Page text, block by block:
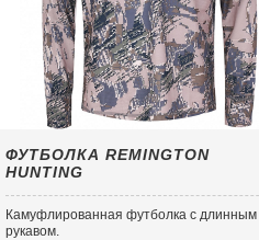
ФУТБОЛКА REMINGTON
HUNTING
Камуфлированная футболка с длинным
рукавом.